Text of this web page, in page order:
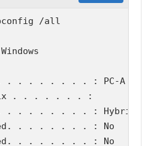
/all
. . . . . . . . : PC-A
. . . . . . . :
. . . . . . . : Hybrid
. . . . . . . : No
. . . . . . . : No